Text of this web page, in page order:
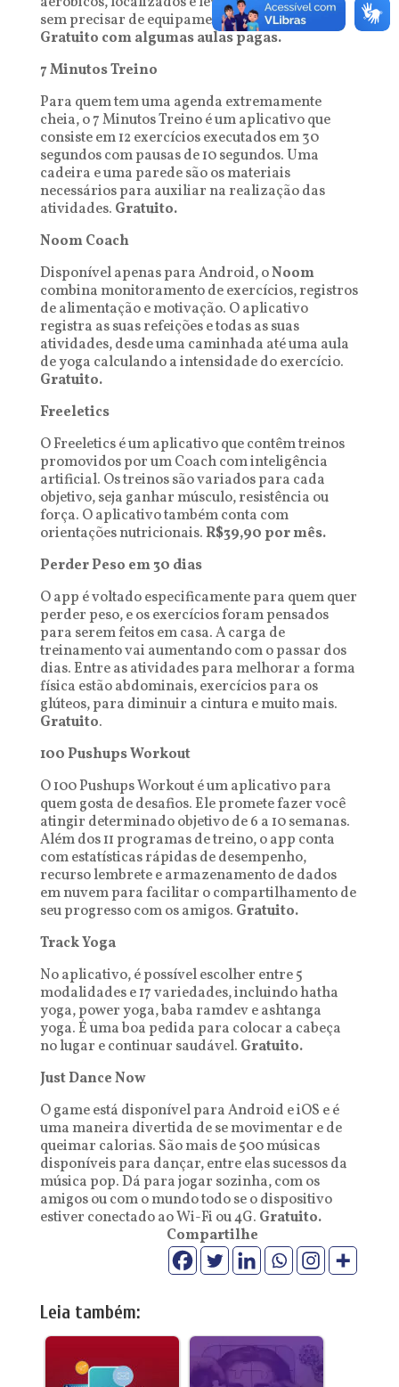
sem precisar de equipamentos de academia.
Gratuito com algumas aulas pagas.
7 Minutos Treino
Para quem tem uma agenda extremamente
cheia, o 7 Minutos Treino é um aplicativo que
consiste em 12 exercícios executados em 30
segundos com pausas de 10 segundos. Uma
cadeira e uma parede são os materiais
necessários para auxiliar na realização das
atividades. Gratuito.
Noom Coach
Disponível apenas para Android, oNoom
combina monitoramento de exercícios, registros
de alimentação e motivação. O aplicativo
registra as suas refeições e todas as suas
atividades, desde uma caminhada até uma aula
de yoga calculando a intensidade do exercício.
Gratuito.
Freeletics
O Freeletics é um aplicativo que contêm treinos
promovidos por um Coach com inteligência
artificial. Os treinos são variados para cada
objetivo, seja ganhar músculo, resistência ou
força. O aplicativo também conta com
orientações nutricionais.R$39,90 por mês.
Perder Peso em 30 dias
O app é voltado especificamente para quem quer
perder peso, e os exercícios foram pensados
para serem feitos em casa. A carga de
treinamento vai aumentando com o passar dos
dias. Entre as atividades para melhorar a forma
física estão abdominais, exercícios para os
glúteos, para diminuir a cintura e muito mais.
Gratuito.
100 Pushups Workout
O 100 Pushups Workout é um aplicativo para
quem gosta de desafios. Ele promete fazer você
atingir determinado objetivo de 6 a 10 semanas.
Além dos 11 programas de treino, o app conta
com estatísticas rápidas de desempenho,
recurso lembrete e armazenamento de dados
em nuvem para facilitar o compartilhamento de
seu progresso com os amigos. Gratuito.
Track Yoga
No aplicativo, é possível escolher entre 5
modalidades e 17 variedades, incluindo hatha
yoga, power yoga, baba ramdev e ashtanga
yoga. É uma boa pedida para colocar a cabeça
no lugar e continuar saudável. Gratuito.
Just Dance Now
O game está disponível para Android e iOS e é
uma maneira divertida de se movimentar e de
queimar calorias. São mais de 500 músicas
disponíveis para dançar, entre elas sucessos da
música pop. Dá para jogar sozinha, com os
amigos ou com o mundo todo se o dispositivo
estiver conectado ao Wi-Fi ou 4G. Gratuito.
Compartilhe
Leia também: